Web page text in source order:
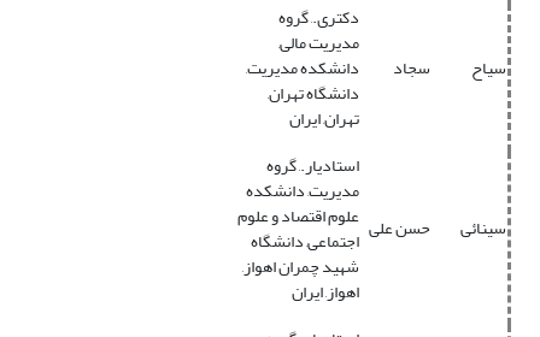
سیاح سجاد
دکتری., گروه
مدیریت مالی,
دانشکده مدیریت,
دانشگاه تهران,
تهران, ایران
سینائی حسن علی
استادیار., گروه
مدیریت, دانشکده
علوم اقتصاد و علوم
اجتماعی, دانشگاه
شهید چمران اهواز,
اهواز, ایران